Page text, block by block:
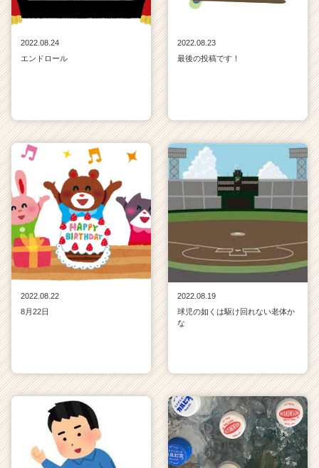
2022.08.24
エンドロール
2022.08.23
最後の投稿です！
2022.08.22
8月22日
2022.08.19
球児の如くは駆け回れない老体か
な